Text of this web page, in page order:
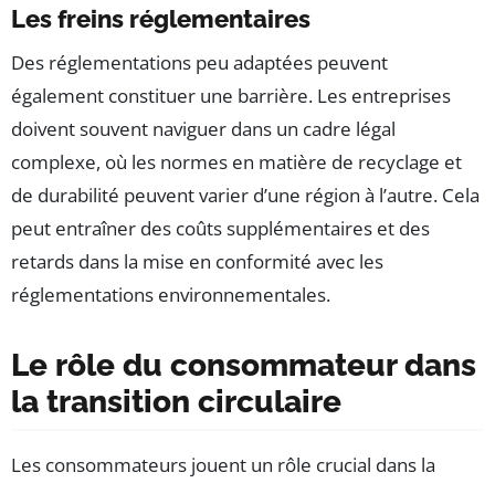
Les freins réglementaires
Des réglementations peu adaptées peuvent
également constituer une barrière. Les entreprises
doivent souvent naviguer dans un cadre légal
complexe, où les normes en matière de recyclage et
de durabilité peuvent varier d’une région à l’autre. Cela
peut entraîner des coûts supplémentaires et des
retards dans la mise en conformité avec les
réglementations environnementales.
Le rôle du consommateur dans
la transition circulaire
Les consommateurs jouent un rôle crucial dans la